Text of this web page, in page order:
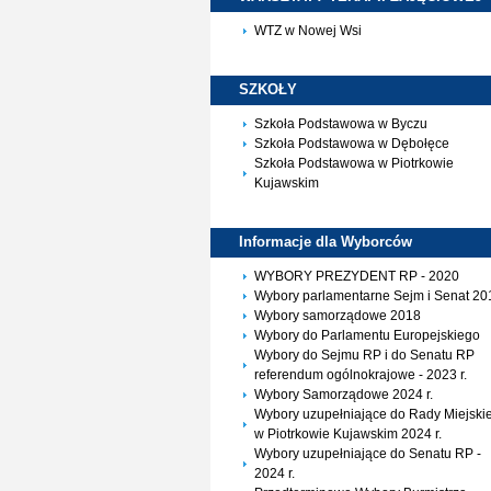
WTZ w Nowej Wsi
SZKOŁY
Szkoła Podstawowa w Byczu
Szkoła Podstawowa w Dębołęce
Szkoła Podstawowa w Piotrkowie
Kujawskim
Informacje dla Wyborców
WYBORY PREZYDENT RP - 2020
Wybory parlamentarne Sejm i Senat
Wybory samorządowe 2018
Wybory do Parlamentu Europejskiego
Wybory do Sejmu RP i do Senatu RP
referendum ogólnokrajowe - 2023 r.
Wybory Samorządowe 2024 r.
Wybory uzupełniające do Rady
w Piotrkowie Kujawskim 2024 r.
Wybory uzupełniające do Senatu RP -
2024 r.